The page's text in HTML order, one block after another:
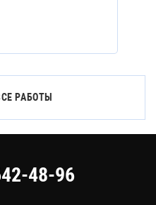
РАБОТЫ
48-96